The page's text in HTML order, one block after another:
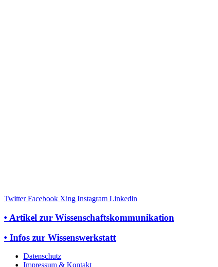
Twitter Facebook Xing Instagram Linkedin
• Artikel zur Wissenschaftskommunikation
• Infos zur Wissenswerkstatt
Datenschutz
Impressum & Kontakt